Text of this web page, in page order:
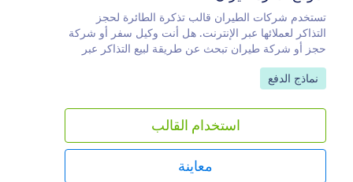
تستخدم شركات الطيران قالب تذكرة الطائرة لحجز
التذاكر لعملائها عبر الإنترنت. هل أنت وكيل سفر أو شركة
حجز أو شركة طيران تبحث عن طريقة لبيع التذاكر عبر
الإنترنت؟ يعد نموذج تذاكر الطائرة المجاني الخاص بنا
الطريقة المثلى لإنشاء تذاكر طائرة لعملائك. ما عليك سوى
وسيعمل نموذج تذكرة الطيران تلقائيًا على إنشاء تذاكر
طائرة بتنسيق PDF مخصص، وهو رائع للسفر المحلي أو
الدولي. قم بتنزيله أو طباعته للاحتفاظ به في سجلاتك، أو
إرساله بالبريد الإلكتروني إلى العملاء كنموذج لخط سير
الرحلة أو وثيقة السفر لإحضارها في يوم الرحلة. ستبدأ
Go to Category:
نماذج الدفع
استخدام القالب
معاينة